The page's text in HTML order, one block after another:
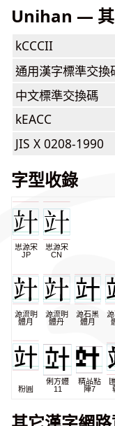
Unihan — 其
kCCCII
通用漢字標準交換
中文標準交換碼
kEACC
JIS X 0208-1990
字型收錄
思源宋
JP
思源宋
CN
源流明
體月
源流明
體丹
源石黑
體月
粉圓
俐方體
11
精品點
陣7